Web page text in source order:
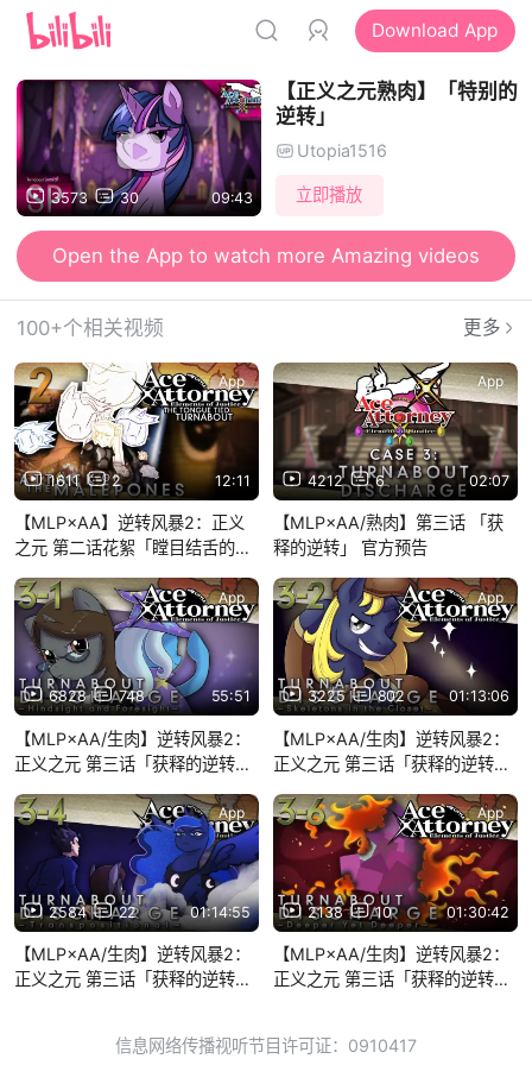
Download App
3573 30 09:43
【正义之元熟肉】「特别的
逆转」
Utopia1516
立即播放
Open the App to watch more Amazing videos
100+个相关视频 更多
1611 2 12:11
App
【MLP×AA】逆转风暴2：正义
之元 第二话花絮「瞠目结舌的逆
4212 6 02:07
App
【MLP×AA/熟肉】第三话 「获
释的逆转」 官方预告
6828 748 55:51
App
【MLP×AA/生肉】逆转风暴2：
正义之元 第三话「获释的逆转」
3225 802 01:13:06
App
【MLP×AA/生肉】逆转风暴2：
正义之元 第三话「获释的逆转」
2584 22 01:14:55
App
【MLP×AA/生肉】逆转风暴2：
正义之元 第三话「获释的逆转」
2138 10 01:30:42
App
【MLP×AA/生肉】逆转风暴2：
正义之元 第三话「获释的逆转」
信息网络传播视听节目许可证：0910417